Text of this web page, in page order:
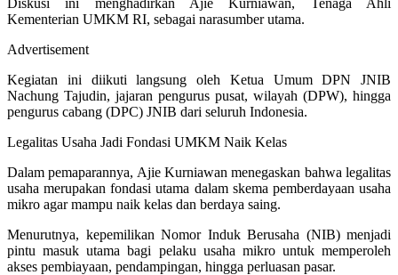
Kementerian UMKM RI, sebagai narasumber utama.
Advertisement
Kegiatan ini diikuti langsung oleh Ketua Umum DPN JNIB
Nachung Tajudin, jajaran pengurus pusat, wilayah (DPW), hingga
pengurus cabang (DPC) JNIB dari seluruh Indonesia.
Legalitas Usaha Jadi Fondasi UMKM Naik Kelas
Dalam pemaparannya, Ajie Kurniawan menegaskan bahwa legalitas
usaha merupakan fondasi utama dalam skema pemberdayaan usaha
mikro agar mampu naik kelas dan berdaya saing.
Menurutnya, kepemilikan Nomor Induk Berusaha (NIB) menjadi
pintu masuk utama bagi pelaku usaha mikro untuk memperoleh
akses pembiayaan, pendampingan, hingga perluasan pasar.